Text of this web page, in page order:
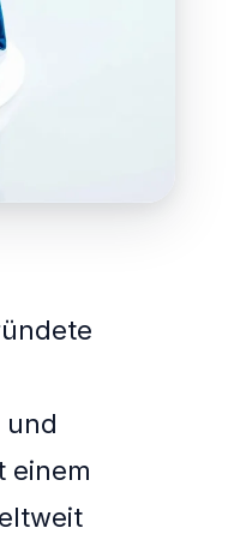
und
einem